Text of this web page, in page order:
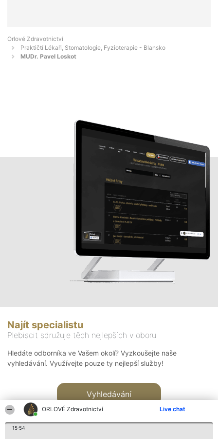
ORLOVÉ Zdravotnictví Live chat
15:54
Orlové Zdravotnictví
Praktičtí Lékaři, Stomatologie, Fyzioterapie - Blansko
MUDr. Pavel Loskot
Najít specialistu
Plebiscit sdružuje těch nejlepších v oboru
Hledáte odborníka ve Vašem okolí? Vyzkoušejte naše
vyhledávání. Využívejte pouze ty nejlepší služby!
Vyhledávání